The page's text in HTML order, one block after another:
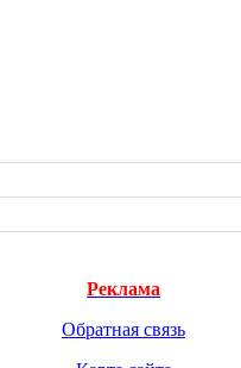
Реклама
Обратная связь